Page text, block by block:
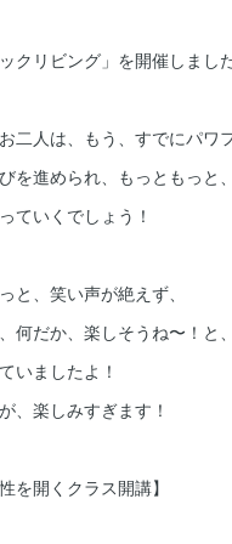
クリビング」を開催しました
二人は、もう、すでにパワ
を進められ、もっともっと、
ていくでしょう！
と、笑い声が絶えず、
何だか、楽しそうね〜！と、
いましたよ！
、楽しみすぎます！
を開くクラス開講】